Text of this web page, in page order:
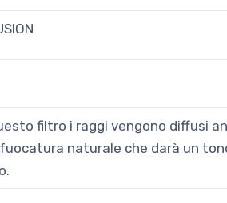
filtro i raggi vengono diffusi
naturale che darà un